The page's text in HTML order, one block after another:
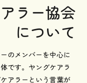
ラー協会
について
のメンバーを中心に
です。ヤングケアラ
アラーという言葉が